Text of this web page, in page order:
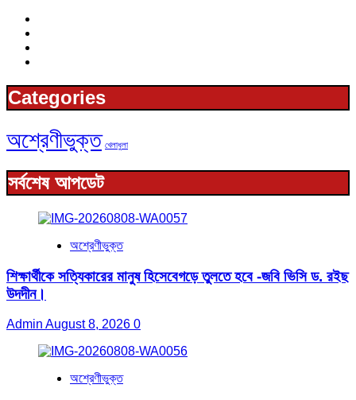
Categories
অশ্রেণীভুক্ত খেলাধুলা
সর্বশেষ আপডেট
অশ্রেণীভুক্ত
শিক্ষার্থীকে সত্যিকারের মানুষ হিসেবেগড়ে তুলতে হবে -জবি ভিসি ড. রইছ
উদদীন।
Admin August 8, 2026 0
অশ্রেণীভুক্ত